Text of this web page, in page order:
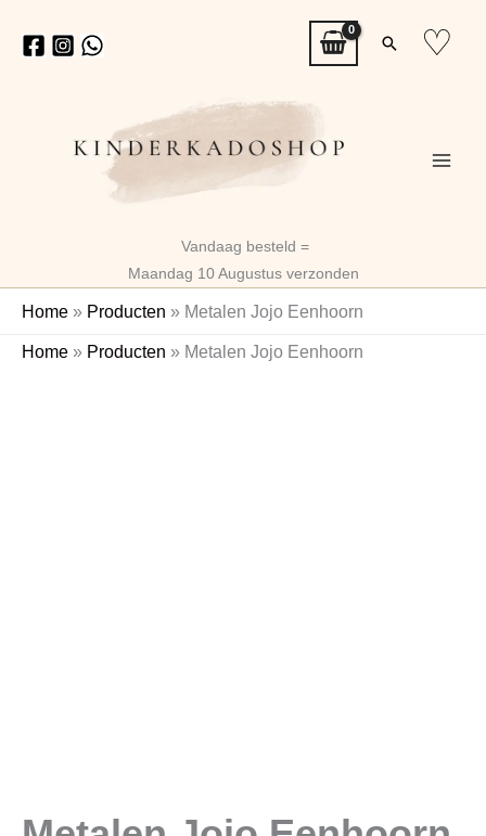
naar
Zoeken
♡
Vandaag besteld =
Maandag 10 Augustus verzonden
Home » Producten » Metalen Jojo Eenhoorn
Home » Producten » Metalen Jojo Eenhoorn
Metalen